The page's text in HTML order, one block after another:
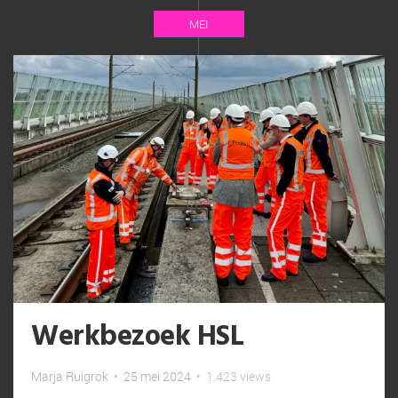
MEI
Werkbezoek HSL
Marja Ruigrok • 25 mei 2024 • 1.423 views